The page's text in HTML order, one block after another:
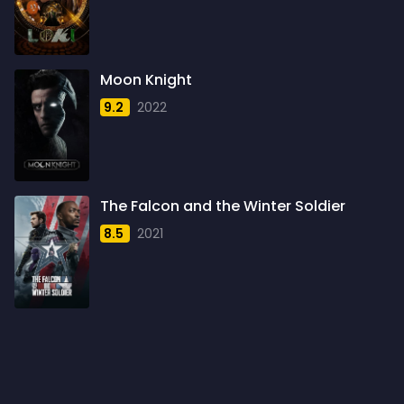
1960
1961
1962
1963
1964
1965
1966
1967
1968
Moon Knight
9.2 2022
The Falcon and the Winter Soldier
8.5 2021